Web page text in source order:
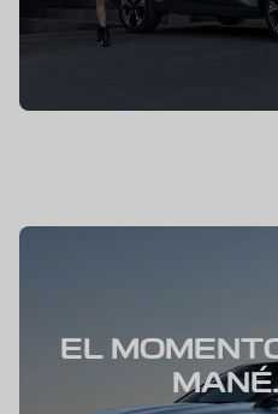
EL